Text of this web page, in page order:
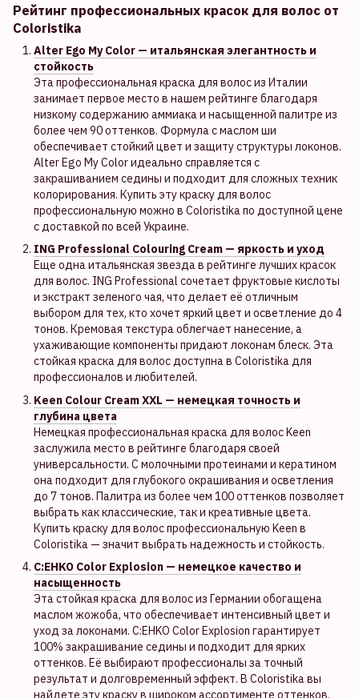
Рейтинг профессиональных красок для волос от
Coloristika
Alter Ego My Color — итальянская элегантность и
стойкость
Эта профессиональная краска для волос из Италии
занимает первое место в нашем рейтинге благодаря
низкому содержанию аммиака и насыщенной палитре из
более чем 90 оттенков. Формула с маслом ши
обеспечивает стойкий цвет и защиту структуры локонов.
Alter Ego My Color идеально справляется с
закрашиванием седины и подходит для сложных техник
колорирования. Купить эту краску для волос
профессиональную можно в Coloristika по доступной цене
с доставкой по всей Украине.
ING Professional Colouring Cream — яркость и уход
Еще одна итальянская звезда в рейтинге лучших красок
для волос. ING Professional сочетает фруктовые кислоты
и экстракт зеленого чая, что делает её отличным
выбором для тех, кто хочет яркий цвет и осветление до 4
тонов. Кремовая текстура облегчает нанесение, а
ухаживающие компоненты придают локонам блеск. Эта
стойкая краска для волос доступна в Coloristika для
профессионалов и любителей.
Keen Colour Cream XXL — немецкая точность и
глубина цвета
Немецкая профессиональная краска для волос Keen
заслужила место в рейтинге благодаря своей
универсальности. С молочными протеинами и кератином
она подходит для глубокого окрашивания и осветления
до 7 тонов. Палитра из более чем 100 оттенков позволяет
выбрать как классические, так и креативные цвета.
Купить краску для волос профессиональную Keen в
Coloristika — значит выбрать надежность и стойкость.
C:EHKO Color Explosion — немецкое качество и
насыщенность
Эта стойкая краска для волос из Германии обогащена
маслом жожоба, что обеспечивает интенсивный цвет и
уход за локонами. C:EHKO Color Explosion гарантирует
100% закрашивание седины и подходит для ярких
оттенков. Её выбирают профессионалы за точный
результат и долговременный эффект. В Coloristika вы
найдете эту краску в широком ассортименте оттенков.